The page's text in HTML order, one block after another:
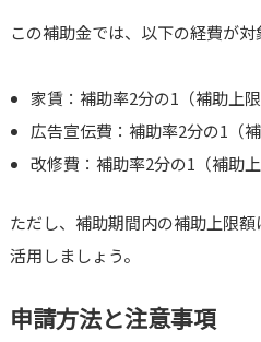
この補助金では、以下の経費が対
家賃：補助率2分の1（補助上限
広告宣伝費：補助率2分の1（補
改修費：補助率2分の1（補助上
ただし、補助期間内の補助上限
活用しましょう。
申請方法と注意事項